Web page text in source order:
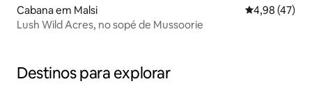
Cabana em Malsi Classificação
4,98 (47)
Lush Wild Acres, no sopé de Mussoorie
Destinos para explorar